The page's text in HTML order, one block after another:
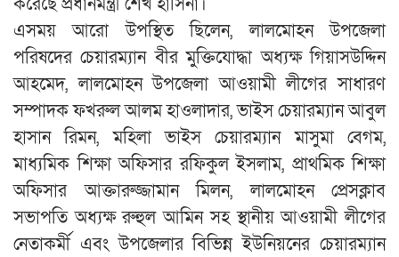
এসময় আরো উপস্থিত ছিলেন, লালমোহন উপজেলা
পরিষদের চেয়ারম্যান বীর মুক্তিযোদ্ধা অধ্যক্ষ গিয়াসউদ্দিন
আহমেদ, লালমোহন উপজেলা আওয়ামী লীগের সাধারণ
সম্পাদক ফখরুল আলম হাওলাদার, ভাইস চেয়ারম্যান আবুল
হাসান রিমন, মহিলা ভাইস চেয়ারম্যান মাসুমা বেগম,
মাধ্যমিক শিক্ষা অফিসার রফিকুল ইসলাম, প্রাথমিক শিক্ষা
অফিসার আক্তারুজ্জামান মিলন, লালমোহন প্রেসক্লাব
সভাপতি অধ্যক্ষ রুহুল আমিন সহ স্থানীয় আওয়ামী লীগের
নেতাকর্মী এবং উপজেলার বিভিন্ন ইউনিয়নের চেয়ারম্যান